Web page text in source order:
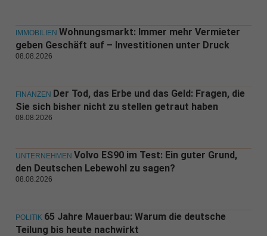
IMMOBILIEN Wohnungsmarkt: Immer mehr Vermieter
geben Geschäft auf – Investitionen unter Druck
08.08.2026
FINANZEN Der Tod, das Erbe und das Geld: Fragen, die
Sie sich bisher nicht zu stellen getraut haben
08.08.2026
UNTERNEHMEN Volvo ES90 im Test: Ein guter Grund,
den Deutschen Lebewohl zu sagen?
08.08.2026
POLITIK 65 Jahre Mauerbau: Warum die deutsche
Teilung bis heute nachwirkt